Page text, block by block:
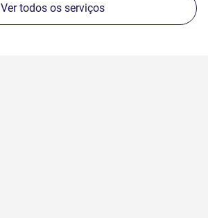
Ver todos os serviços